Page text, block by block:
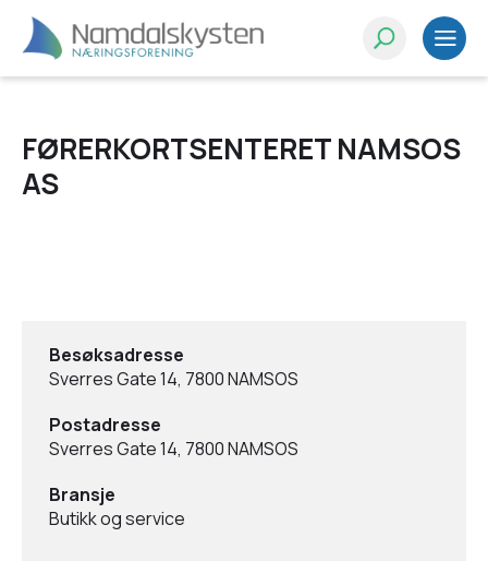
FØRERKORTSENTERET NAMSOS
AS
Besøksadresse
Sverres Gate 14, 7800 NAMSOS
Postadresse
Sverres Gate 14, 7800 NAMSOS
Bransje
Butikk og service